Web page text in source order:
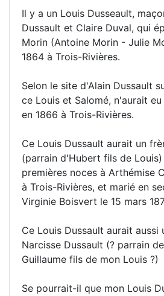
Il y a un Louis Dusseault,
Dussault et Claire Duval, qui
Morin (Antoine Morin - Julie
1864 à Trois-Rivières.
Selon le site d'Alain Dussault
ce Louis et Salomé, n'aurait
en 1866 à Trois-Rivières.
Ce Louis Dussault aurait un
(parrain d'Hubert fils de Louis)
premières noces à Arthémise
à Trois-Rivières, et marié en
Virginie Boisvert le 15 mars
Ce Louis Dussault aurait aussi
Narcisse Dussault (? parrain
Guillaume fils de mon Louis ?)
Se pourrait-il que mon Louis